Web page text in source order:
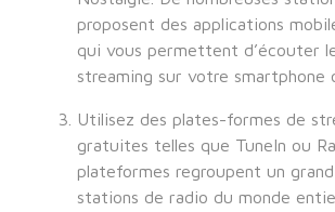
proposent des applications
qui vous permettent d’écouter
streaming sur votre smartphone
Utilisez des plates-formes de
gratuites telles que TuneIn ou
plateformes regroupent un
stations de radio du monde